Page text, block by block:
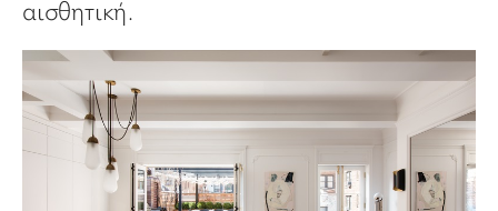
αισθητική.